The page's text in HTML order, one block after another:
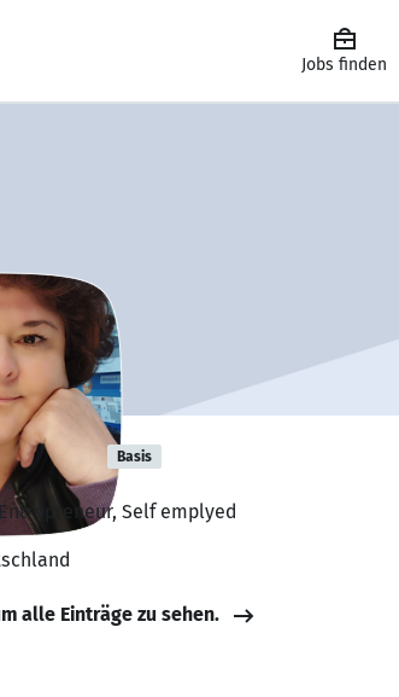
Jobs finden
Basis
Self emplyed
alle Einträge zu sehen.